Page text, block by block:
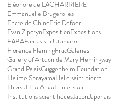
Eléonore de LACHARRIERE
Emmanuelle Brugerolles
Encre de ChineEric Defoer
Evan ZiporynExpositionExpositions
FABAFantasista Utamaro
Florence FlemingFracGaleries
Gallery of Artdon de Mary Hemingway
Grand PalaisGuggenheim Foundation
Hajime SorayamaHalle saint pierre
HirakuHiro AndoImmersion
Institutions scientifiquesJaponJaponais